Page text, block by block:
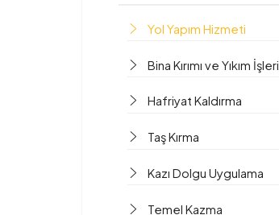
Yol Yapım Hizmeti
Bina Kırımı ve Yıkım İşleri
Hafriyat Kaldırma
Taş Kırma
Kazı Dolgu Uygulama
Temel Kazma